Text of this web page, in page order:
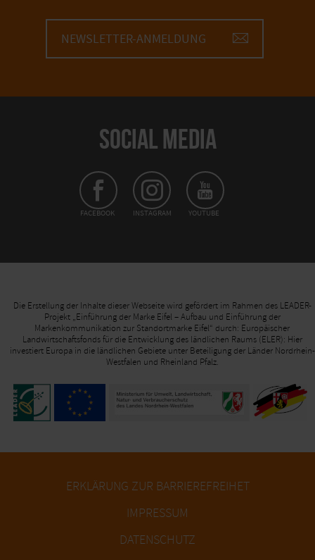
NEWSLETTER-ANMELDUNG
SOCIAL MEDIA
FACEBOOK INSTAGRAM YOUTUBE
Die Erstellung der Inhalte dieser Webseite wird gefördert im Rahmen des LEADER-
Projekt „Einführung der Marke Eifel – Aufbau und Einführung der
Markenkommunikation zur Standortmarke Eifel“ durch: Europäischer
Landwirtschaftsfonds für die Entwicklung des ländlichen Raums (ELER): Hier
investiert Europa in die ländlichen Gebiete unter Beteiligung der Länder Nordrhein-
Westfalen und Rheinland Pfalz.
ERKLÄRUNG ZUR BARRIEREFREIHET
IMPRESSUM
DATENSCHUTZ